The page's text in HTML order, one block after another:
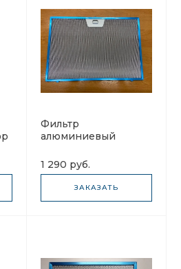
Фильтр
алюминиевый
вытяжки 475х205х8
1 290 руб.
ЗАКАЗАТЬ